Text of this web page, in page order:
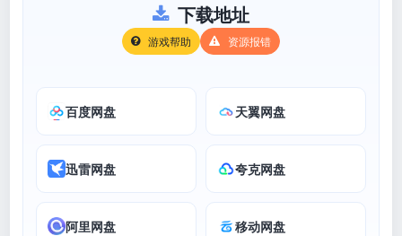
下载地址
游戏帮助 资源报错
百度网盘 天翼网盘
迅雷网盘 夸克网盘
阿里网盘 移动网盘